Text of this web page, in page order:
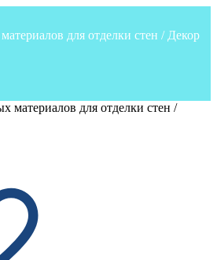
для отделки стен / Декор